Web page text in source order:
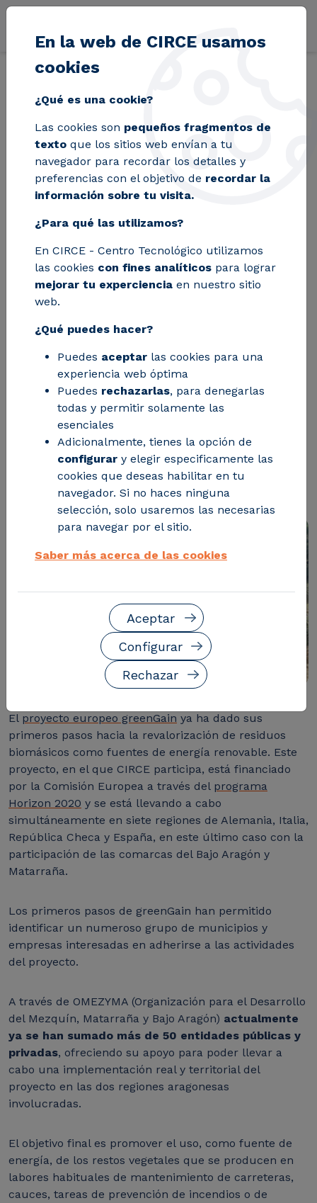
Pasar al contenido principal
Blog Más de 50 entidades se unen al proyecto europeo
Más de 50 entidades
se unen al proyecto
europeo greenGain
para promover el uso
de la biomasa en el
Bajo Aragón y
Matarraña
CIRCE es uno de los socios de este
proyecto, que aprovechará como
biomasa residuos procedentes del
mantenimiento de zonas verdes,
caminos, cortafuegos, barrancos,
especies invasivas, riveras, etc.
El proyecto europeo greenGain ya ha dado sus
primeros pasos hacia la revalorización de residuos
biomásicos como fuentes de energía renovable. Este
proyecto, en el que CIRCE participa, está financiado
por la Comisión Europea a través del programa
Horizon 2020 y se está llevando a cabo
simultáneamente en siete regiones de Alemania, Italia,
República Checa y España, en este último caso con la
participación de las comarcas del Bajo Aragón y
Matarraña.
Los primeros pasos de greenGain han permitido
identificar un numeroso grupo de municipios y
empresas interesadas en adherirse a las actividades
del proyecto.
A través de OMEZYMA (Organización para el Desarrollo
del Mezquín, Matarraña y Bajo Aragón) actualmente
ya se han sumado más de 50 entidades públicas y
privadas, ofreciendo su apoyo para poder llevar a
cabo una implementación real y territorial del
proyecto en las dos regiones aragonesas
involucradas.
El objetivo final es promover el uso, como fuente de
energía, de los restos vegetales que se producen en
labores habituales de mantenimiento de carreteras,
cauces, tareas de prevención de incendios o de
En la web de CIRCE usamos
cookies
¿Qué es una cookie?
Las cookies son pequeños fragmentos de
texto que los sitios web envían a tu
navegador para recordar los detalles y
preferencias con el objetivo de recordar la
información sobre tu visita.
¿Para qué las utilizamos?
En CIRCE - Centro Tecnológico utilizamos
las cookies con fines analíticos para lograr
mejorar tu experciencia en nuestro sitio
web.
¿Qué puedes hacer?
Puedes aceptar las cookies para una
experiencia web óptima
Puedes rechazarlas, para denegarlas
todas y permitir solamente las
esenciales
Adicionalmente, tienes la opción de
configurar y elegir especificamente las
cookies que deseas habilitar en tu
navegador. Si no haces ninguna
selección, solo usaremos las necesarias
para navegar por el sitio.
Saber más acerca de las cookies
Rechazar
Configurar
Aceptar